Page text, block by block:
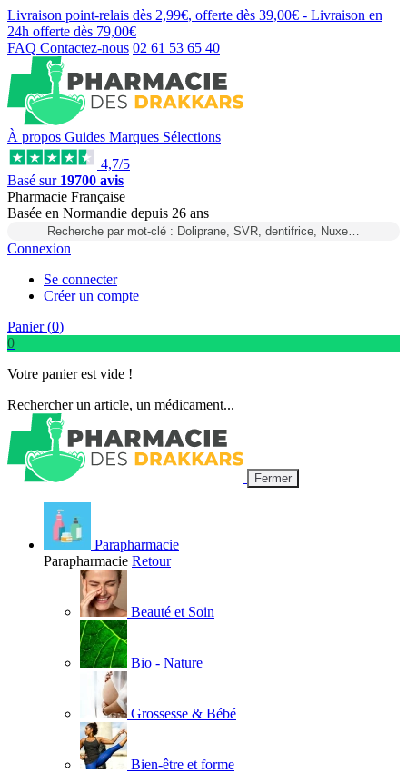
Livraison point-relais dès 2,99€, offerte dès 39,00€ - Livraison en
24h offerte dès 79,00€
FAQ Contactez-nous 02 61 53 65 40
À propos Guides Marques Sélections
4,7/5
Basé sur 19700 avis
Pharmacie Française
Basée en Normandie depuis 26 ans
Recherche par mot-clé : Doliprane, SVR, dentifrice, Nuxe…
Connexion
Se connecter
Créer un compte
Panier (0)
0
Votre panier est vide !
Rechercher un article, un médicament...
Fermer
Parapharmacie
Parapharmacie Retour
Beauté et Soin
Bio - Nature
Grossesse & Bébé
Bien-être et forme